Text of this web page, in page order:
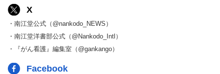
X
・南江堂公式（@nankodo_NEWS）
・南江堂洋書部公式（@Nankodo_Intl）
・『がん看護』編集室（@gankango）
Facebook